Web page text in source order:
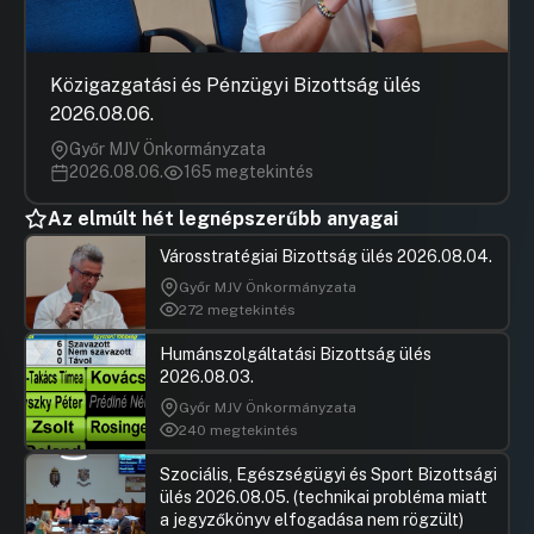
Hozzászólások Ugrás a napirendi pontra
24./ Javaslat a 358/2015. (171128.)
számú Képviselő-testületi határozattal -
a Rákosfalva park 1-3. szám, 39221/28
hrsz. alatti ingatlan térrekonstrukciójára
— jóváhagyott engedélyokirat
módosítására
HozzászólásokUgrás a napirendi pontra
Szolgálat járóbeteg-szakellátás
kapacitásának átcsoportosítása iránti
kérelem benyújtására Előterjesztő:
Rozgonyi Zoltán alpolgármester
HozzászólásokUgrás a napirendi pontra
Sógor
26./ Javaslat az ötven év alatti zuglói
lakosság egészségfelmérésének
elvégzésére
Hozzászólások Ugrás a napirendi pontra
27./ Javaslat a Budapest XIV. kerület,
Ógyalla közben 32-es autóbusz
megállójának létesítéséről
HozzászólásokUgrás a napirendi pontra
Közigazgatási és Pénzügyi Bizottság ülés
2026.08.06.
Győr MJV Önkormányzata
2026.08.06.
165 megtekintés
Az elmúlt hét legnépszerűbb anyagai
Városstratégiai Bizottság ülés 2026.08.04.
Győr MJV Önkormányzata
272 megtekintés
Humánszolgáltatási Bizottság ülés
2026.08.03.
Győr MJV Önkormányzata
240 megtekintés
Szociális, Egészségügyi és Sport Bizottsági
ülés 2026.08.05. (technikai probléma miatt
a jegyzőkönyv elfogadása nem rögzült)